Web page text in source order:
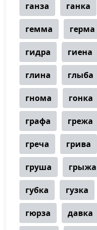
ганза ганка
гемма герма
гидра гиена
глина глыба
гнома гонка
графа грежа
греча грива
груша грыжа
губка гузка
гюрза давка